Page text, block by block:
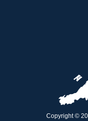
Copyright ©